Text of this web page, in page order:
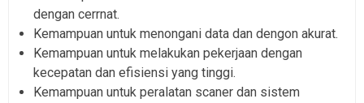
dengan cerrnat.
Kemampuan untuk menongani data dan dengon akurat.
Kemampuan untuk melakukan pekerjaan dengan
kecepatan dan efisiensi yang tinggi.
Kemampuan untuk peralatan scaner dan sistem